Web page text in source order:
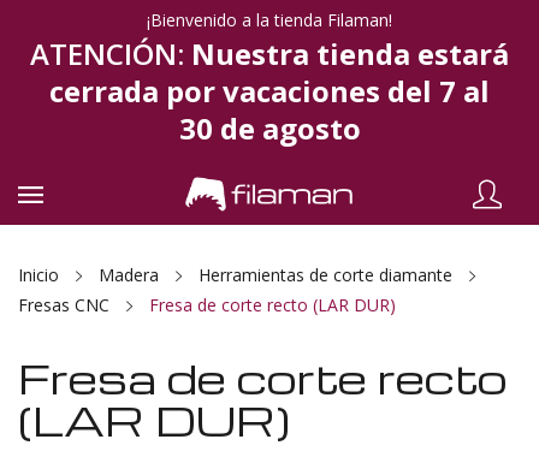
¡Bienvenido a la tienda Filaman!
ATENCIÓN: Nuestra tienda estará
cerrada por vacaciones del 7 al
30 de agosto
Inicio Madera
Herramientas de corte diamante
Fresas CNC
Fresa de corte recto (LAR DUR)
Fresa de corte recto
(LAR DUR)